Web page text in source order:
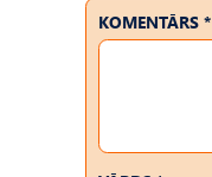
KOMENTĀRS *